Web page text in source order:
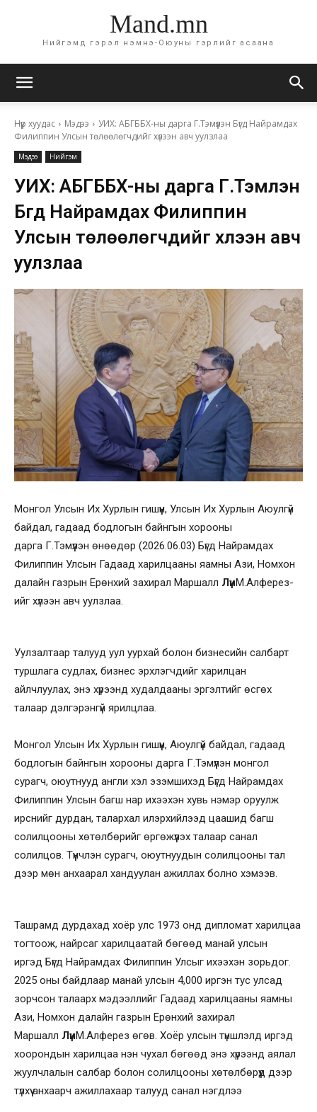
Mand.mn
Нийгэмд гэрэл нэмнэ-Оюуны гэрлийг асаана
Нүүр хуудас Мэдээ
УИХ: АБГББХ-ны дарга Г.Тэмүүлэн Бүгд Найрамдах
Филиппин Улсын төлөөлөгчдийг хүлээн авч уулзлаа
Мэдээ Нийгэм
УИХ: АБГББХ-ны дарга Г.Тэмүүлэн
Бүгд Найрамдах Филиппин
Улсын төлөөлөгчдийг хүлээн авч
уулзлаа
Монгол Улсын Их Хурлын гишүүн, Улсын Их Хурлын Аюулгүй
байдал, гадаад бодлогын байнгын хорооны
дарга Г.Тэмүүлэн өнөөдөр (2026.06.03) Бүгд Найрамдах
Филиппин Улсын Гадаад харилцааны яамны Ази, Номхон
далайн газрын Ерөнхий захирал Маршалл ЛүиМ.Алферез-
ийг хүлээн авч уулзлаа.
Уулзалтаар талууд уул уурхай болон бизнесийн салбарт
туршлага судлах, бизнес эрхлэгчдийг харилцан
айлчлуулах, энэ хүрээнд худалдааны эргэлтийг өсгөх
талаар дэлгэрэнгүй ярилцлаа.
Монгол Улсын Их Хурлын гишүүн, Аюулгүй байдал, гадаад
бодлогын байнгын хорооны дарга Г.Тэмүүлэн монгол
сурагч, оюутнууд англи хэл эзэмшихэд Бүгд Найрамдах
Филиппин Улсын багш нар ихээхэн хувь нэмэр оруулж
ирснийг дурдан, талархал илэрхийлээд цаашид багш
солилцооны хөтөлбөрийг өргөжүүлэх талаар санал
солилцов. Түүнчлэн сурагч, оюутнуудын солилцооны тал
дээр мөн анхаарал хандуулан ажиллах болно хэмээв.
Ташрамд дурдахад хоёр улс 1973 онд дипломат харилцаа
тогтоож, найрсаг харилцаатай бөгөөд манай улсын
иргэд Бүгд Найрамдах Филиппин Улсыг ихээхэн зорьдог.
2025 оны байдлаар манай улсын 4,000 иргэн тус улсад
зорчсон талаарх мэдээллийг Гадаад харилцааны яамны
Ази, Номхон далайн газрын Ерөнхий захирал
Маршалл ЛүиМ.Алферез өгөв. Хоёр улсын түншлэлд иргэд
хоорондын харилцаа нэн чухал бөгөөд энэ хүрээнд аялал
жуулчлалын салбар болон солилцооны хөтөлбөрүүд дээр
түлхүү анхаарч ажиллахаар талууд санал нэгдлээ